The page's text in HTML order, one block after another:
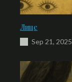
Лице
Sep 21, 2025